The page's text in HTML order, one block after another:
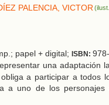
PALENCIA, VICTOR
papel + digital; ISBN:
una adaptación
a participar a todos
a uno de los